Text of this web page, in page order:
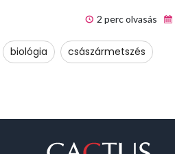
2 perc olvasás
biológia császármetszés